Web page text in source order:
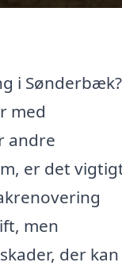
i Sønderbæk?
med
andre
er det
men
der kan